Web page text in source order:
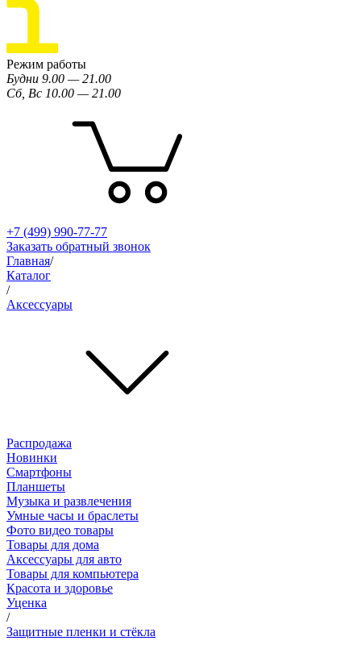
Режим работы
Будни 9.00 — 21.00
Сб, Вс 10.00 — 21.00
+7 (499) 990-77-77
Заказать обратный звонок
Главная/
Каталог
/
Аксессуары
Распродажа
Новинки
Смартфоны
Планшеты
Музыка и развлечения
Умные часы и браслеты
Фото видео товары
Товары для дома
Аксессуары для авто
Товары для компьютера
Красота и здоровье
Уценка
/
Защитные пленки и стёкла